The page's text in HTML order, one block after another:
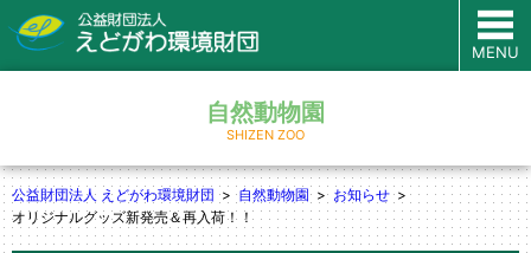
MENU
自然動物園
SHIZEN ZOO
公益財団法人 えどがわ環境財団 自然動物園
お知らせ
オリジナルグッズ新発売＆再入荷！！